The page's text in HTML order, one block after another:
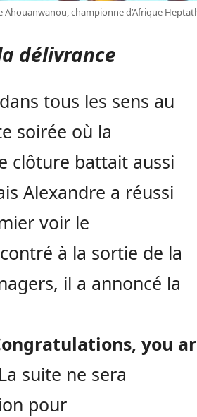
Ahouanwanou, championne d’Afrique
délivrance
tous les sens au
soirée où la
clôture battait aussi
Alexandre a réussi
voir le
à la sortie de la
il a annoncé la
you
La suite ne sera
pour